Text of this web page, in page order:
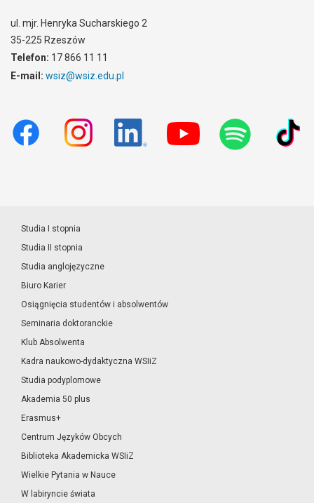
ul. mjr. Henryka Sucharskiego 2
35-225 Rzeszów
Telefon: 17 866 11 11
E-mail: wsiz@wsiz.edu.pl
Studia I stopnia
Studia II stopnia
Studia anglojęzyczne
Biuro Karier
Osiągnięcia studentów i absolwentów
Seminaria doktoranckie
Klub Absolwenta
Kadra naukowo-dydaktyczna WSIiZ
Studia podyplomowe
Akademia 50 plus
Erasmus+
Centrum Języków Obcych
Biblioteka Akademicka WSIiZ
Wielkie Pytania w Nauce
W labiryncie świata